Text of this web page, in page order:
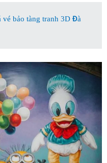
bảo tàng tranh 3D Đà